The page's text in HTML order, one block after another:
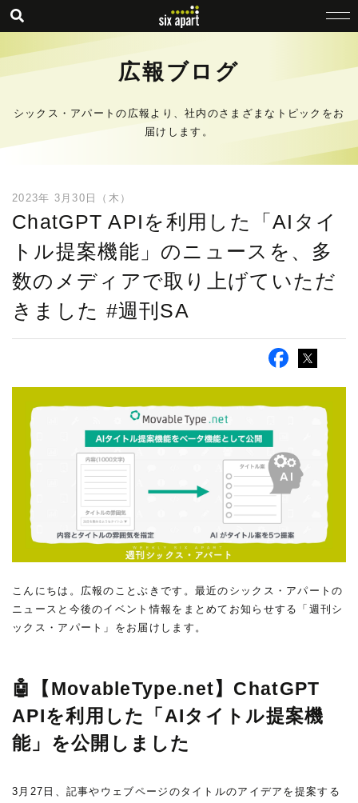
広報ブログ
シックス・アパートの広報より、社内のさまざまなトピックをお
届けします。
2023年 3月30日（木）
ChatGPT APIを利用した「AIタイ
トル提案機能」のニュースを、多
数のメディアで取り上げていただ
きました #週刊SA
こんにちは。広報のことぶきです。最近のシックス・アパートの
ニュースと今後のイベント情報をまとめてお知らせする「週刊シ
ックス・アパート」をお届けします。
🤖【MovableType.net】ChatGPT
APIを利用した「AIタイトル提案機
能」を公開しました
3月27日、記事やウェブページのタイトルのアイデアを提案する